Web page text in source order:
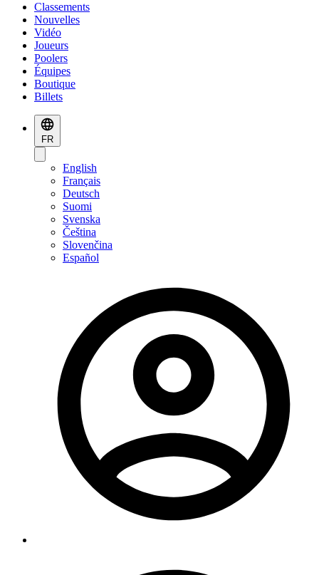
Classements
Nouvelles
Vidéo
Joueurs
Poolers
Équipes
Boutique
Billets
FR
English
Français
Deutsch
Suomi
Svenska
Čeština
Slovenčina
Español